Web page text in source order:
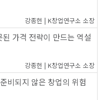
강종헌 | K창업연구소 소장
가격 전략이 만드는 역설
강종헌 | K창업연구소 소장
비되지 않은 창업의 위험